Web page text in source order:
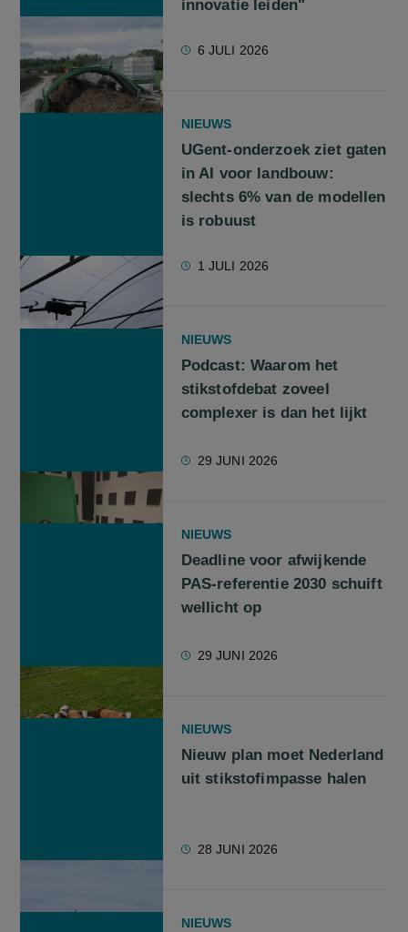
innovatie leiden"
6 JULI 2026
NIEUWS
UGent-onderzoek ziet gaten
in AI voor landbouw:
slechts 6% van de modellen
is robuust
1 JULI 2026
NIEUWS
Podcast: Waarom het
stikstofdebat zoveel
complexer is dan het lijkt
29 JUNI 2026
NIEUWS
Deadline voor afwijkende
PAS-referentie 2030 schuift
wellicht op
29 JUNI 2026
NIEUWS
Nieuw plan moet Nederland
uit stikstofimpasse halen
28 JUNI 2026
NIEUWS